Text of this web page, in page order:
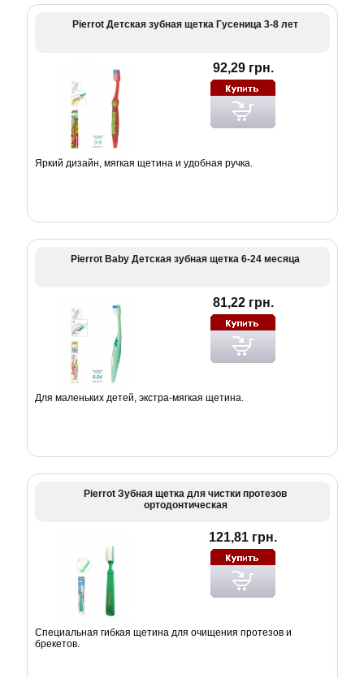
Pierrot Детская зубная щетка Гусеница 3-8 лет
92,29 грн.
Яркий дизайн, мягкая щетина и удобная ручка.
Pierrot Baby Детская зубная щетка 6-24 месяца
81,22 грн.
Для маленьких детей, экстра-мягкая щетина.
Pierrot Зубная щетка для чистки протезов
ортодонтическая
121,81 грн.
Специальная гибкая щетина для очищения протезов и
брекетов.